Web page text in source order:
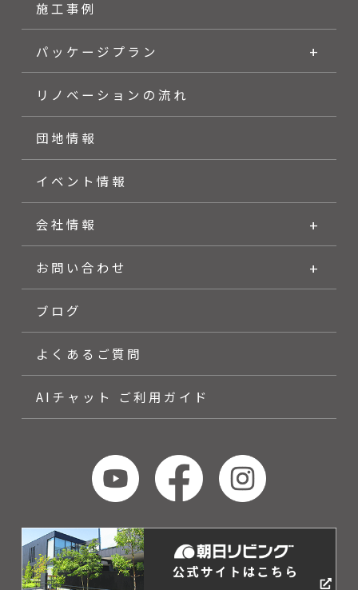
施工事例
パッケージプラン
リノベーションの流れ
団地情報
イベント情報
会社情報
お問い合わせ
ブログ
よくあるご質問
AIチャット ご利用ガイド